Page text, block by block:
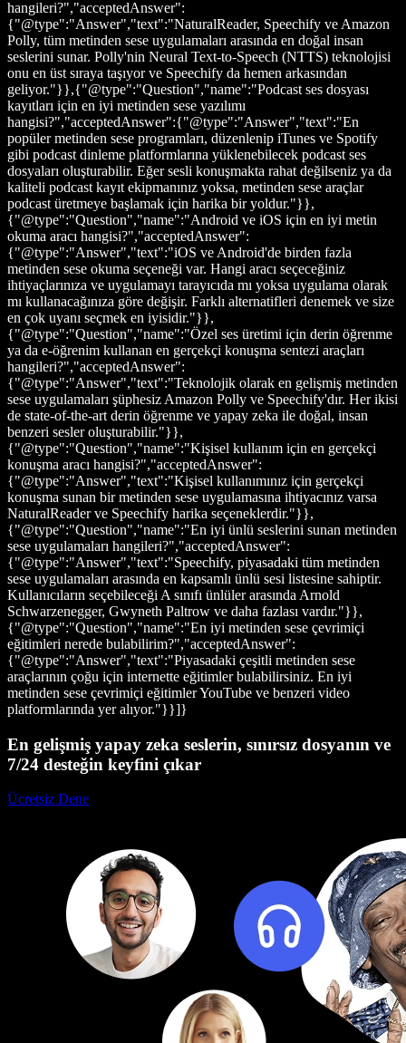
hangileri?","acceptedAnswer":
{"@type":"Answer","text":"NaturalReader, Speechify ve Amazon
Polly, tüm metinden sese uygulamaları arasında en doğal insan
seslerini sunar. Polly'nin Neural Text-to-Speech (NTTS) teknolojisi
onu en üst sıraya taşıyor ve Speechify da hemen arkasından
geliyor."}},{"@type":"Question","name":"Podcast ses dosyası
kayıtları için en iyi metinden sese yazılımı
hangisi?","acceptedAnswer":{"@type":"Answer","text":"En
popüler metinden sese programları, düzenlenip iTunes ve Spotify
gibi podcast dinleme platformlarına yüklenebilecek podcast ses
dosyaları oluşturabilir. Eğer sesli konuşmakta rahat değilseniz ya da
kaliteli podcast kayıt ekipmanınız yoksa, metinden sese araçlar
podcast üretmeye başlamak için harika bir yoldur."}},
{"@type":"Question","name":"Android ve iOS için en iyi metin
okuma aracı hangisi?","acceptedAnswer":
{"@type":"Answer","text":"iOS ve Android'de birden fazla
metinden sese okuma seçeneği var. Hangi aracı seçeceğiniz
ihtiyaçlarınıza ve uygulamayı tarayıcıda mı yoksa uygulama olarak
mı kullanacağınıza göre değişir. Farklı alternatifleri denemek ve size
en çok uyanı seçmek en iyisidir."}},
{"@type":"Question","name":"Özel ses üretimi için derin öğrenme
ya da e-öğrenim kullanan en gerçekçi konuşma sentezi araçları
hangileri?","acceptedAnswer":
{"@type":"Answer","text":"Teknolojik olarak en gelişmiş metinden
sese uygulamaları şüphesiz Amazon Polly ve Speechify'dır. Her ikisi
de state-of-the-art derin öğrenme ve yapay zeka ile doğal, insan
benzeri sesler oluşturabilir."}},
{"@type":"Question","name":"Kişisel kullanım için en gerçekçi
konuşma aracı hangisi?","acceptedAnswer":
{"@type":"Answer","text":"Kişisel kullanımınız için gerçekçi
konuşma sunan bir metinden sese uygulamasına ihtiyacınız varsa
NaturalReader ve Speechify harika seçeneklerdir."}},
{"@type":"Question","name":"En iyi ünlü seslerini sunan metinden
sese uygulamaları hangileri?","acceptedAnswer":
{"@type":"Answer","text":"Speechify, piyasadaki tüm metinden
sese uygulamaları arasında en kapsamlı ünlü sesi listesine sahiptir.
Kullanıcıların seçebileceği A sınıfı ünlüler arasında Arnold
Schwarzenegger, Gwyneth Paltrow ve daha fazlası vardır."}},
{"@type":"Question","name":"En iyi metinden sese çevrimiçi
eğitimleri nerede bulabilirim?","acceptedAnswer":
{"@type":"Answer","text":"Piyasadaki çeşitli metinden sese
araçlarının çoğu için internette eğitimler bulabilirsiniz. En iyi
metinden sese çevrimiçi eğitimler YouTube ve benzeri video
platformlarında yer alıyor."}}]}
En gelişmiş yapay zeka seslerin, sınırsız dosyanın ve
7/24 desteğin keyfini çıkar
Ücretsiz Dene